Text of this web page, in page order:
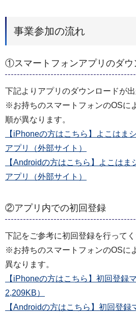
事業参加の流れ
①スマートフォンアプリのダウ
下記よりアプリのダウンロードが出
※お持ちのスマートフォンのOSに
順が異なります。
【iPhoneの方はこちら】よこはま
アプリ（外部サイト）
【Androidの方はこちら】よこはま
アプリ（外部サイト）
②アプリ内での初回登録
下記をご参考に初回登録を行ってく
※お持ちのスマートフォンのOSに
異なります。
【iPhoneの方はこちら】初回登録
2,209KB）
【Androidの方はこちら】初回登録